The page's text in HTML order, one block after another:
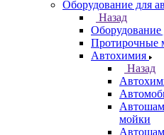
Оборудование для
Назад
Оборудование
Протирочные
Автохимия
Назад
мойки